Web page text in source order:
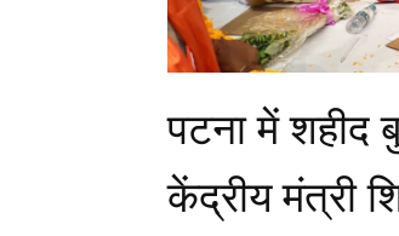
पटना में शहीद
केंद्रीय मंत्री